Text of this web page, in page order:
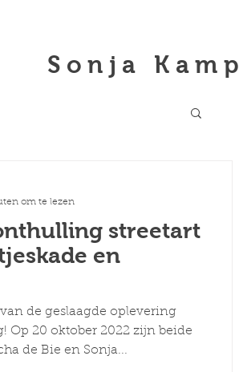
Sonja Kamp
streetart
en
de geslaagde oplevering
Op 20 oktober 2022 zijn beide
de Bie en Sonja...
om te lezen